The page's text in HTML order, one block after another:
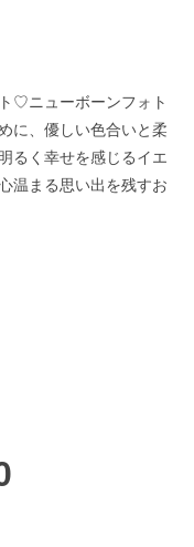
♡ニューボーンフォト
に、優しい色合いと柔
るく幸せを感じるイエ
温まる思い出を残すお